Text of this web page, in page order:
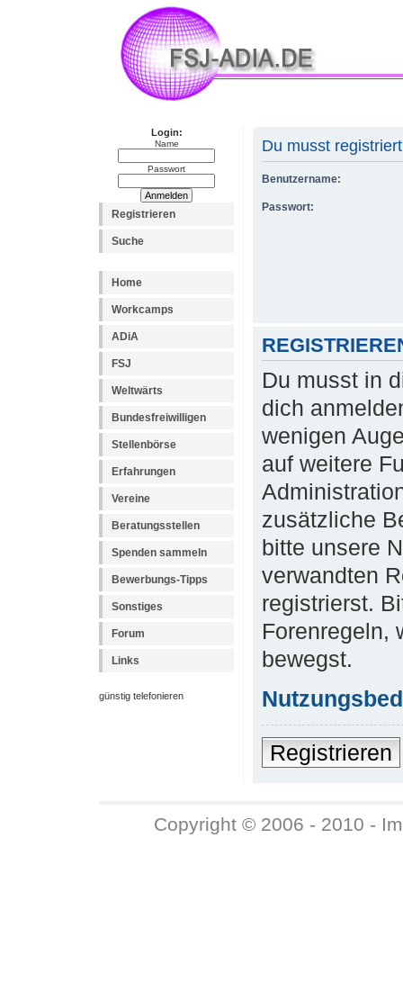
Login:
Name
Passwort
Registrieren
Suche
Home
Workcamps
ADiA
FSJ
Weltwärts
Bundesfreiwilligen
Stellenbörse
Erfahrungen
Vereine
Beratungsstellen
Spenden sammeln
Bewerbungs-Tipps
Sonstiges
Forum
Links
günstig telefonieren
Du musst
Benutzername:
Passwort:
Du musst in
dich
wenigen
auf weitere
zusätzliche
bitte unsere
verwandten
registrierst.
Forenregeln,
bewegst.
Registrieren
Copyright © 2006 - 2010 -